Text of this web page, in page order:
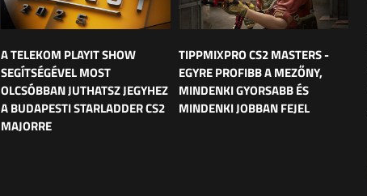
A TELEKOM PLAYIT SHOW
SEGÍTSÉGÉVEL MOST
OLCSÓBBAN JUTHATSZ JEGYHEZ
A BUDAPESTI STARLADDER CS2
MAJORRE
TIPPMIXPRO CS2 MASTERS -
EGYRE PROFIBB A MEZŐNY,
MINDENKI GYORSABB ÉS
MINDENKI JOBBAN FEJEL